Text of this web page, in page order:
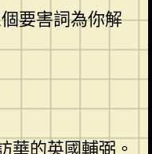
要害詞為你解
華的英國輔弼。